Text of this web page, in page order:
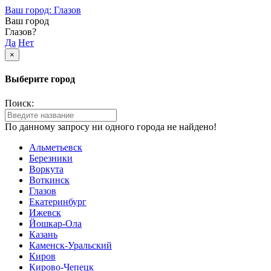
Ваш город: Глазов
Ваш город
Глазов?
Да Нет
×
Выберите город
Поиск:
По данному запросу ни одного города не найдено!
Альметьевск
Березники
Воркута
Воткинск
Глазов
Екатеринбург
Ижевск
Йошкар-Ола
Казань
Каменск-Уральский
Киров
Кирово-Чепецк